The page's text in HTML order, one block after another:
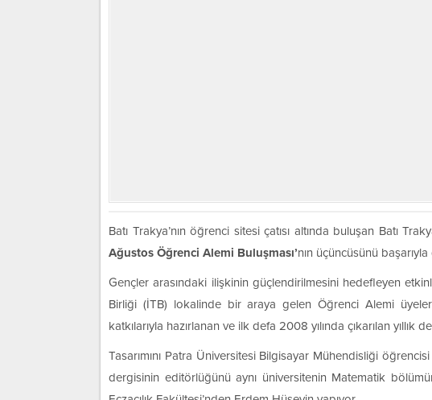
Batı Trakya’nın öğrenci sitesi çatısı altında buluşan Batı
Ağustos Öğrenci Alemi Buluşması’nın üçüncüsünü
Gençler arasındaki ilişkinin güçlendirilmesini hedefleyen
Birliği (İTB) lokalinde bir araya gelen Öğrenci Alemi
katkılarıyla hazırlanan ve ilk defa 2008 yılında çıkarılan yıllık
Tasarımını Patra Üniversitesi Bilgisayar Mühendisliği
dergisinin editörlüğünü aynı üniversitenin Matematik